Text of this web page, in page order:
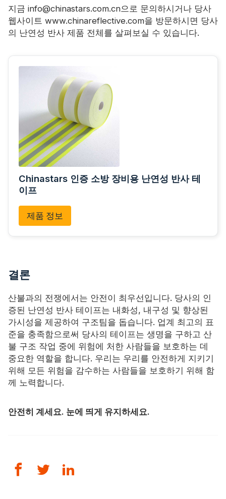
지금 info@chinastars.com.cn으로 문의하시거나 당사
웹사이트 www.chinareflective.com을 방문하시면 당사
의 난연성 반사 제품 전체를 살펴보실 수 있습니다.
Chinastars 인증 소방 장비용 난연성 반사 테
이프
제품 정보
결론
산불과의 전쟁에서는 안전이 최우선입니다. 당사의 인
증된 난연성 반사 테이프는 내화성, 내구성 및 향상된
가시성을 제공하여 구조팀을 돕습니다. 업계 최고의 표
준을 충족함으로써 당사의 테이프는 생명을 구하고 산
불 구조 작업 중에 위험에 처한 사람들을 보호하는 데
중요한 역할을 합니다. 우리는 우리를 안전하게 지키기
위해 모든 위험을 감수하는 사람들을 보호하기 위해 함
께 노력합니다.
안전히 계세요. 눈에 띄게 유지하세요.